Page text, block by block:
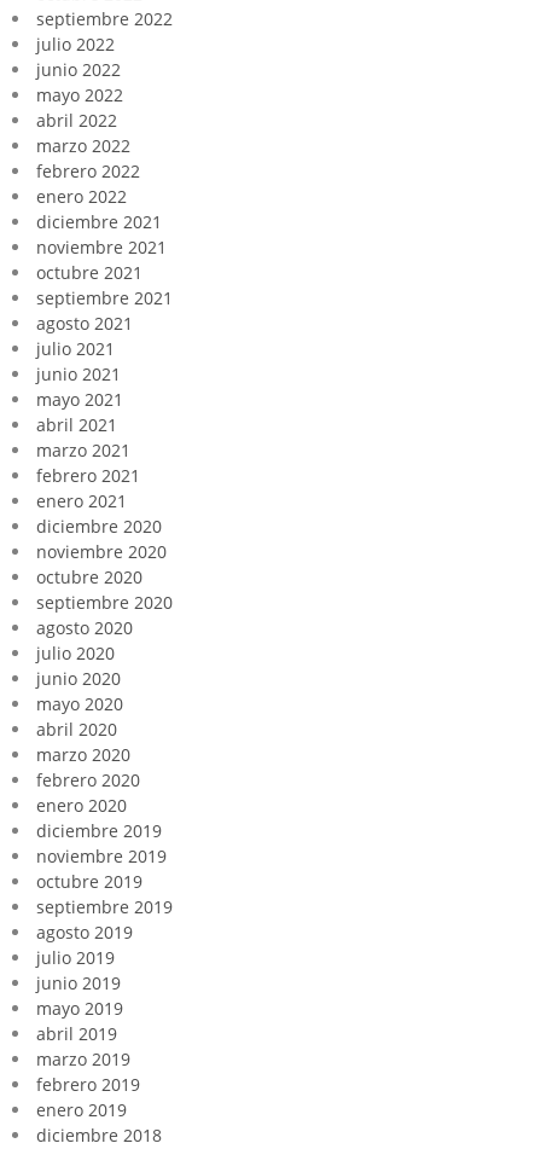
septiembre 2022
julio 2022
junio 2022
mayo 2022
abril 2022
marzo 2022
febrero 2022
enero 2022
diciembre 2021
noviembre 2021
octubre 2021
septiembre 2021
agosto 2021
julio 2021
junio 2021
mayo 2021
abril 2021
marzo 2021
febrero 2021
enero 2021
diciembre 2020
noviembre 2020
octubre 2020
septiembre 2020
agosto 2020
julio 2020
junio 2020
mayo 2020
abril 2020
marzo 2020
febrero 2020
enero 2020
diciembre 2019
noviembre 2019
octubre 2019
septiembre 2019
agosto 2019
julio 2019
junio 2019
mayo 2019
abril 2019
marzo 2019
febrero 2019
enero 2019
diciembre 2018